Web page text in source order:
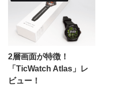
2層画面が特徴！
「TicWatch Atlas」レ
ビュー！